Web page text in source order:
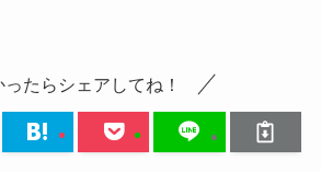
ったらシェアしてね！